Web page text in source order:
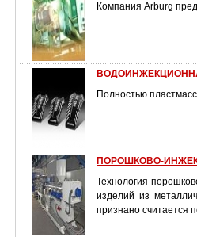
Компания Arburg
Полностью
ПОРОШКОВО-
Технология
изделий из
признано считается